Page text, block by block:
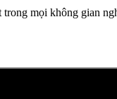
mọi không gian